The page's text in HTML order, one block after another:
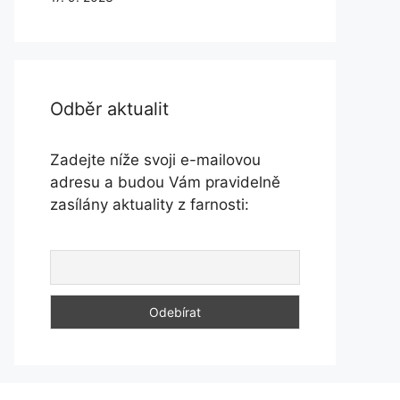
Odběr aktualit
Zadejte níže svoji e-mailovou
adresu a budou Vám pravidelně
zasílány aktuality z farnosti: